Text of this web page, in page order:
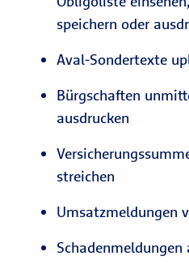
speichern oder
Aval-Sondertexte
Bürgschaften
ausdrucken
streichen
Umsatzmeldungen
Schadenmeldungen